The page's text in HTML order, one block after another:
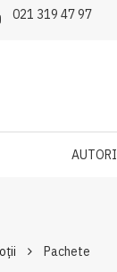
021 319 47 97
AUTORI
Pachete